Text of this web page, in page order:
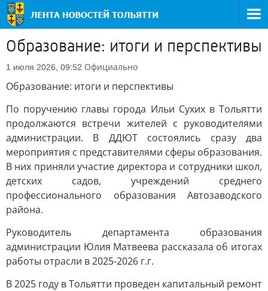
Образование: итоги и перспективы
1 июля 2026, 09:52 Официально
Образование: итоги и перспективы
По поручению главы города Ильи Сухих в Тольятти
продолжаются встречи жителей с руководителями
администрации. В ДДЮТ состоялись сразу два
мероприятия с представителями сферы образования.
В них приняли участие директора и сотрудники школ,
детских садов, учреждений среднего
профессионального образования Автозаводского
района.
Руководитель департамента образования
администрации Юлия Матвеева рассказала об итогах
работы отрасли в 2025-2026 г.г.
В 2025 году в Тольятти проведен капитальный ремонт